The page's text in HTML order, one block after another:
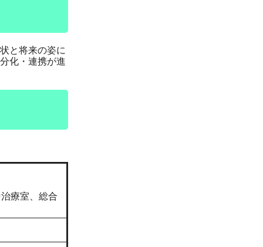
と将来の姿に
化・連携が進
療室、総合